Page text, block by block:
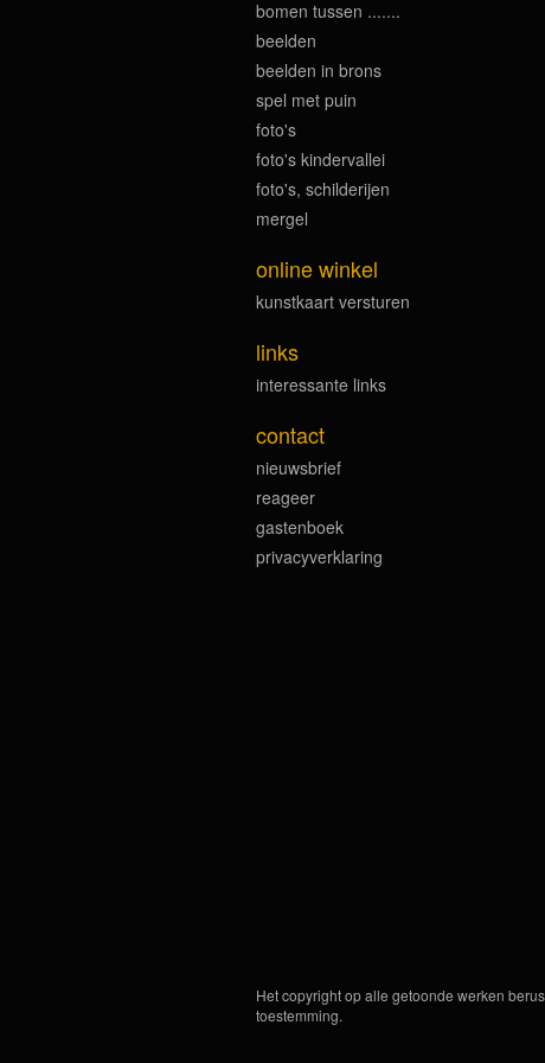
bomen tussen .......
beelden
beelden in brons
spel met puin
foto's
foto's kindervallei
foto's, schilderijen
mergel
online winkel
kunstkaart versturen
links
interessante links
contact
nieuwsbrief
reageer
gastenboek
privacyverklaring
Het copyright op alle getoonde werken
toestemming.